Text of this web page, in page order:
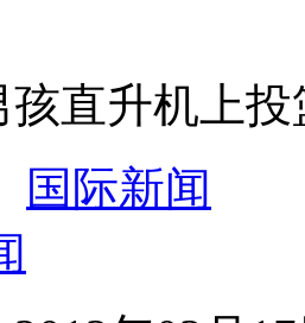
神曲”
助放你一马"
升机上投
国际新闻